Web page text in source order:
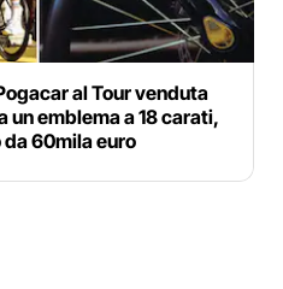
al Tour venduta
un emblema a 18 carati,
da 60mila euro